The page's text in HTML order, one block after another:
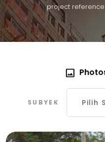
project
SUBYEK